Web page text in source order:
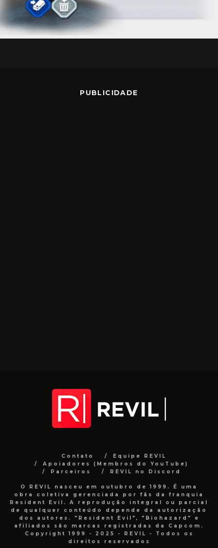
PUBLICIDADE
Contato
Equipe REVIL
Apoiadores (Membros do YouTube)
Parceiros
REVIL no Discord
O REVIL nasceu em outubro de 1999. É uma
obra coletiva gerenciada por fãs da franquia
Resident Evil. A reprodução integral ou parcial
de qualquer conteúdo depende da autorização
dos autores. "Resident Evil", "Biohazard" e
afiliados são marcas registradas da Capcom.
Copyright 1999 - 2025 - REVIL - Todos os
direitos reservados